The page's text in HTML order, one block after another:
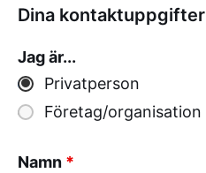
Dina kontaktuppgifter
Jag är...
Privatperson
Företag/organisation
Namn *